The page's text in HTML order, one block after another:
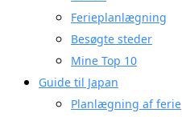
Ferieplanlægning
Besøgte steder
Mine Top 10
Guide til Japan
Planlægning af ferie